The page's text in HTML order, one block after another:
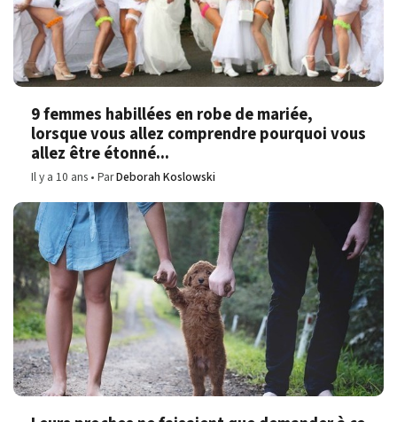
9 femmes habillées en robe de mariée,
lorsque vous allez comprendre pourquoi vous
allez être étonné...
Il y a 10 ans ParDeborah Koslowski